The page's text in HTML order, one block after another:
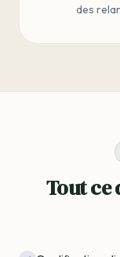
des
Tout ce